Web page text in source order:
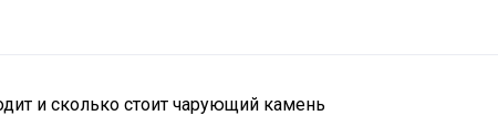
и сколько стоит чарующий камень